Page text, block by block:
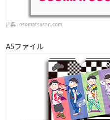
osomatsusan.com
A5ファイル